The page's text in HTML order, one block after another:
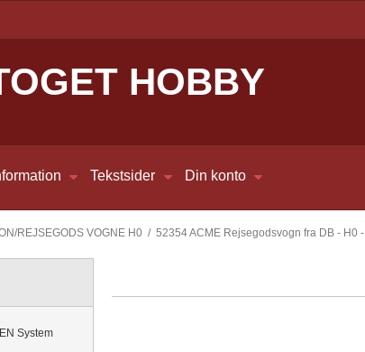
HOBBY
Tekstsider Din konto
REJSEGODS VOGNE H0 / 52354 ACME Rejsegodsvogn fra DB - H0 -
System